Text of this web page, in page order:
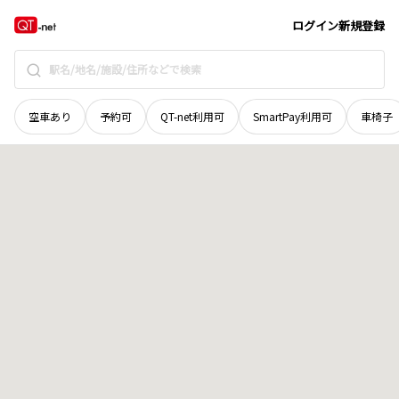
ログイン新規登録
空車あり 予約可 QT-net利用可 SmartPay利用可 車椅子
北海道 地域選択で探す